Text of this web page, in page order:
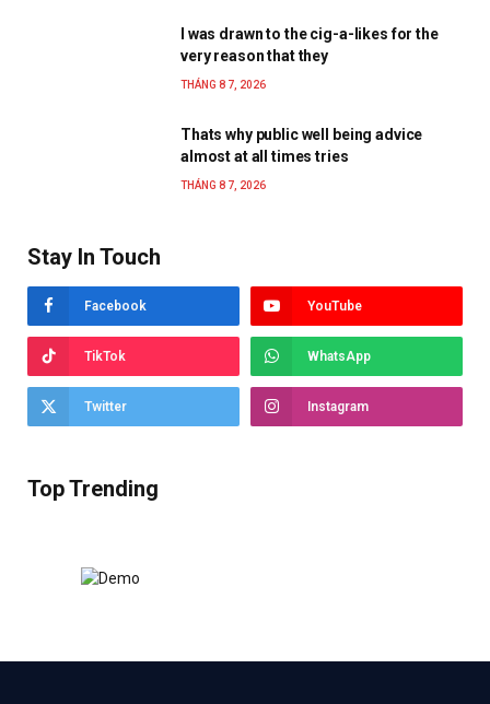
I was drawn to the cig-a-likes for the
very reason that they
THÁNG 8 7, 2026
Thats why public well being advice
almost at all times tries
THÁNG 8 7, 2026
Stay In Touch
Facebook YouTube
TikTok WhatsApp
Twitter Instagram
Top Trending